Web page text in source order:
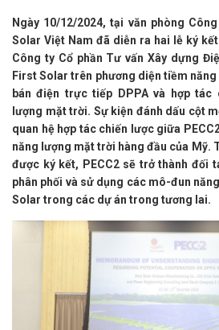
Ngày 10/12/2024, tại văn phòng
Solar Việt Nam đã diễn ra hai lễ ký
Công ty Cổ phần Tư vấn Xây dựng
First Solar trên phương diện tiềm
bán điện trực tiếp DPPA và hợp tác
lượng mặt trời. Sự kiện đánh dấu cột
quan hệ hợp tác chiến lược giữa
năng lượng mặt trời hàng đầu của Mỹ.
được ký kết, PECC2 sẽ trở thành đối
phân phối và sử dụng các mô-đun
Solar trong các dự án trong tương lai.